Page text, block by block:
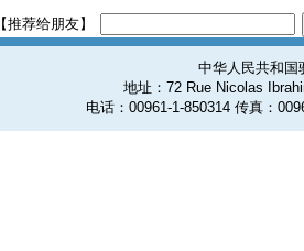
【推荐给朋友】
中华人民共和国
地址：72 Rue Nicolas
电话：00961-1-850314 传真：